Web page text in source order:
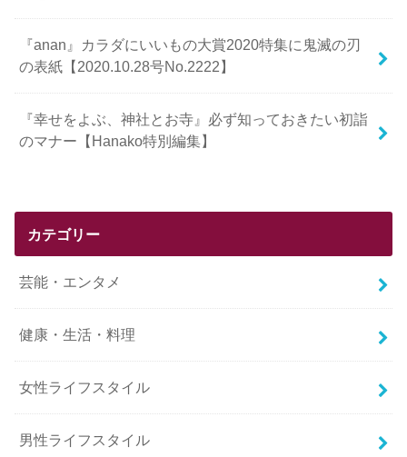
『anan』カラダにいいもの大賞2020特集に鬼滅の刃
の表紙【2020.10.28号No.2222】
『幸せをよぶ、神社とお寺』必ず知っておきたい初詣
のマナー【Hanako特別編集】
カテゴリー
芸能・エンタメ
健康・生活・料理
女性ライフスタイル
男性ライフスタイル